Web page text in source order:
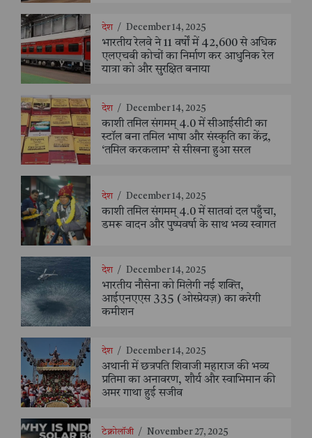
देश / December 14, 2025
भारतीय रेलवे ने 11 वर्षों में 42,600 से अधिक
एलएचबी कोचों का निर्माण कर आधुनिक रेल
यात्रा को और सुरक्षित बनाया
देश / December 14, 2025
काशी तमिल संगमम् 4.0 में सीआईसीटी का
स्टॉल बना तमिल भाषा और संस्कृति का केंद्र,
‘तमिल करकलाम’ से सीखना हुआ सरल
देश / December 14, 2025
काशी तमिल संगमम् 4.0 में सातवां दल पहुँचा,
डमरू वादन और पुष्पवर्षा के साथ भव्य स्वागत
देश / December 14, 2025
भारतीय नौसेना को मिलेगी नई शक्ति,
आईएनएएस 335 (ओस्प्रेयज़) का करेगी
कमीशन
देश / December 14, 2025
अथानी में छत्रपति शिवाजी महाराज की भव्य
प्रतिमा का अनावरण, शौर्य और स्वाभिमान की
अमर गाथा हुई सजीव
टेक्नोलॉजी / November 27, 2025